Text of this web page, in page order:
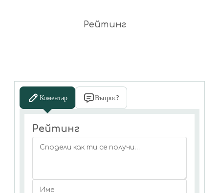
Рейтинг
Коментар Въпрос?
Рейтинг